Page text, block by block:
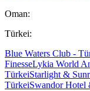
Oman:
Türkei:
Blue Waters Club -
FinesseLykia World
TürkeiStarlight &
TürkeiSwandor Hotel